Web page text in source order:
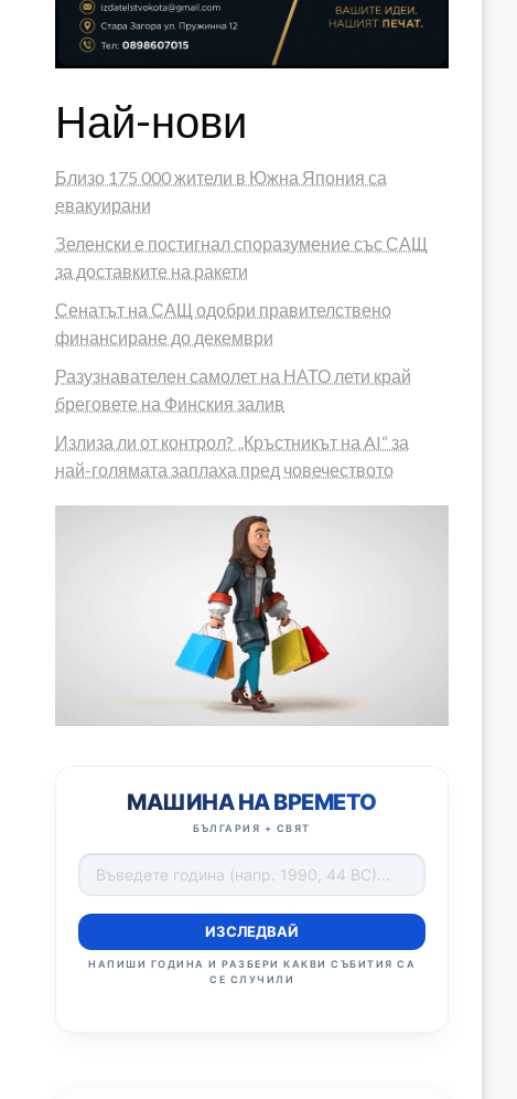
Най-нови
Близо 175 000 жители в Южна Япония са
евакуирани
Зеленски е постигнал споразумение със САЩ
за доставките на ракети
Сенатът на САЩ одобри правителствено
финансиране до декември
Разузнавателен самолет на НАТО лети край
бреговете на Финския залив
Излиза ли от контрол? „Кръстникът на AI“ за
най-голямата заплаха пред човечеството
МАШИНА НА ВРЕМЕТО
БЪЛГАРИЯ + СВЯТ
ИЗСЛЕДВАЙ
НАПИШИ ГОДИНА И РАЗБЕРИ КАКВИ СЪБИТИЯ СА
СЕ СЛУЧИЛИ